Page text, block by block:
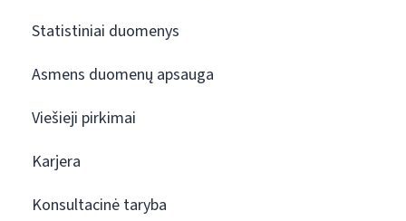
Statistiniai duomenys
Asmens duomenų apsauga
Viešieji pirkimai
Karjera
Konsultacinė taryba